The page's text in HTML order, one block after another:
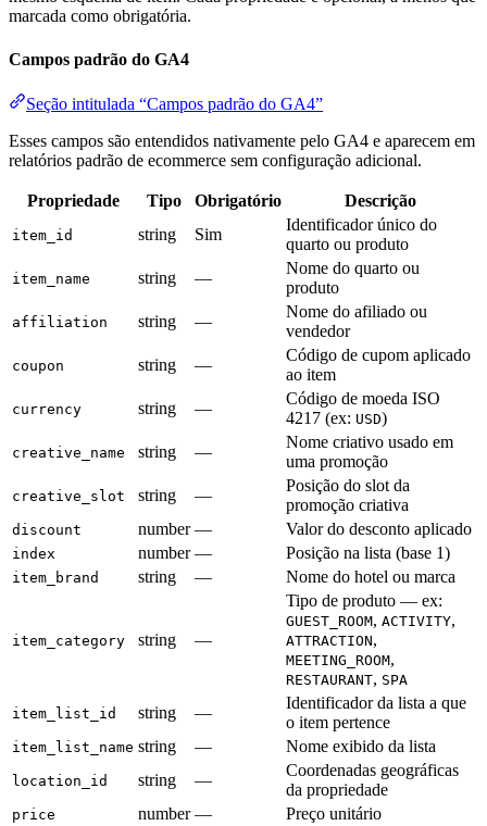
marcada como obrigatória.
Campos padrão do GA4
Seção intitulada “Campos padrão do GA4”
Esses campos são entendidos nativamente pelo GA4 e aparecem em
relatórios padrão de ecommerce sem configuração adicional.
Propriedade Tipo Obrigatório Descrição
item_id string Sim
Identificador único do
quarto ou produto
item_name string —
Nome do quarto ou
produto
affiliation string —
Nome do afiliado ou
vendedor
coupon string —
Código de cupom aplicado
ao item
currency string —
Código de moeda ISO
4217 (ex: USD)
creative_name string —
Nome criativo usado em
uma promoção
creative_slot string —
Posição do slot da
promoção criativa
discount number — Valor do desconto aplicado
index number — Posição na lista (base 1)
item_brand string — Nome do hotel ou marca
item_category string —
Tipo de produto — ex:
GUEST_ROOM, ACTIVITY,
ATTRACTION,
MEETING_ROOM,
RESTAURANT, SPA
item_list_id string —
Identificador da lista a que
o item pertence
item_list_name string — Nome exibido da lista
location_id string —
Coordenadas geográficas
da propriedade
price number — Preço unitário